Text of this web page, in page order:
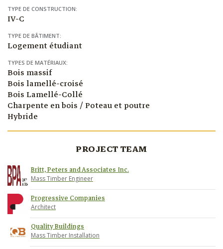
TYPE DE CONSTRUCTION:
IV-C
TYPE DE BÂTIMENT:
Logement étudiant
TYPES DE MATÉRIAUX:
Bois massif
Bois lamellé-croisé
Bois Lamellé-Collé
Charpente en bois / Poteau et poutre
Hybride
PROJECT TEAM
Britt, Peters and Associates Inc.
Mass Timber Engineer
Progressive Companies
Architect
Quality Buildings
Mass Timber Installation